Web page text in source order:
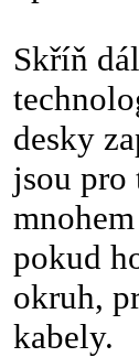
Skříň
desky
jsou pro
pokud
okruh,
kabely.